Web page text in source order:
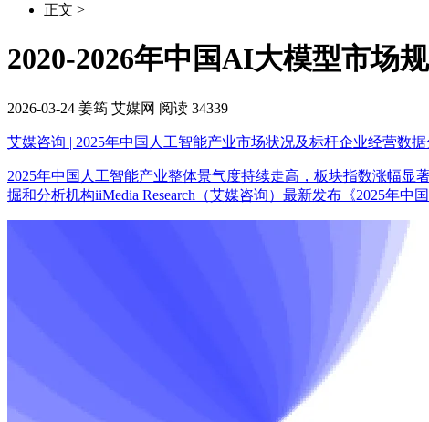
正文 >
2020-2026年中国AI大模型市场
2026-03-24 姜筠 艾媒网 阅读 34339
艾媒咨询 | 2025年中国人工智能产业市场状况及标杆企业经营数
2025年中国人工智能产业整体景气度持续走高，板块指数涨幅
掘和分析机构iiMedia Research（艾媒咨询）最新发布《2025年中